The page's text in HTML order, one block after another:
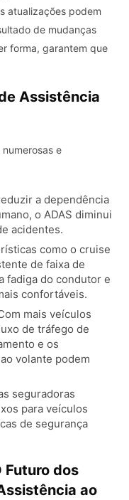
atualizações podem
de mudanças
forma, garantem que
Assistência
e
a dependência
o ADAS diminui
acidentes.
como o cruise
de faixa de
fadiga do condutor e
confortáveis.
mais veículos
de tráfego de
e os
volante podem
seguradoras
para veículos
de segurança
Futuro dos
ao